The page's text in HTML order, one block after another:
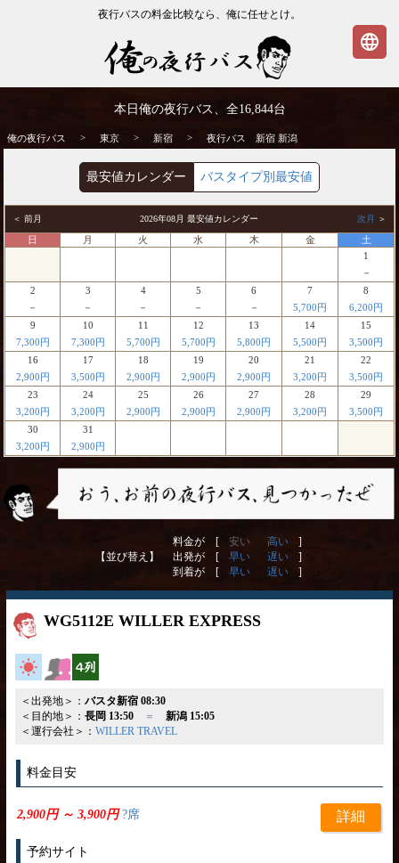
夜行バスの料金比較なら、俺に任せとけ。
夜行バス
本日俺の夜行バス、全16,844台
俺の夜行バス > 東京 > 新宿 > 夜行バス 新宿 新潟
最安値カレンダー バスタイプ別最安値
＜ 前月 2026年08月 最安値カレンダー 次月 ＞
日 月 火 水 木 金
土
1
－
2
－
3
－
4
－
5
－
6
－
7
5,700円
8
6,200円
9
7,300円
10
7,300円
11
5,700円
12
5,700円
13
5,800円
14
5,500円
15
3,500円
16
2,900円
17
3,500円
18
2,900円
19
2,900円
20
2,900円
21
3,200円
22
3,500円
23
3,200円
24
3,200円
25
2,900円
26
2,900円
27
2,900円
28
3,200円
29
3,500円
30
3,200円
31
2,900円
【並び替え】
料金が [ 安い 高い
]
出発が [
早い 遅い
]
到着が [
早い 遅い ]
WG5112E WILLER EXPRESS
高速バス女性安心
＜出発地＞： バスタ新宿 08:30
＜目的地＞： 長岡 13:50＝ 新潟 15:05
＜運行会社＞： WILLER TRAVEL
料金目安
2,900円 ～ 3,900円?席 詳細
予約サイト
language